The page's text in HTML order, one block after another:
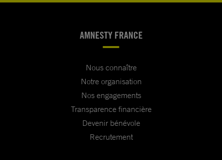
AMNESTY FRANCE
Nous connaître
Notre organisation
Nos engagements
Transparence financière
Devenir bénévole
Recrutement